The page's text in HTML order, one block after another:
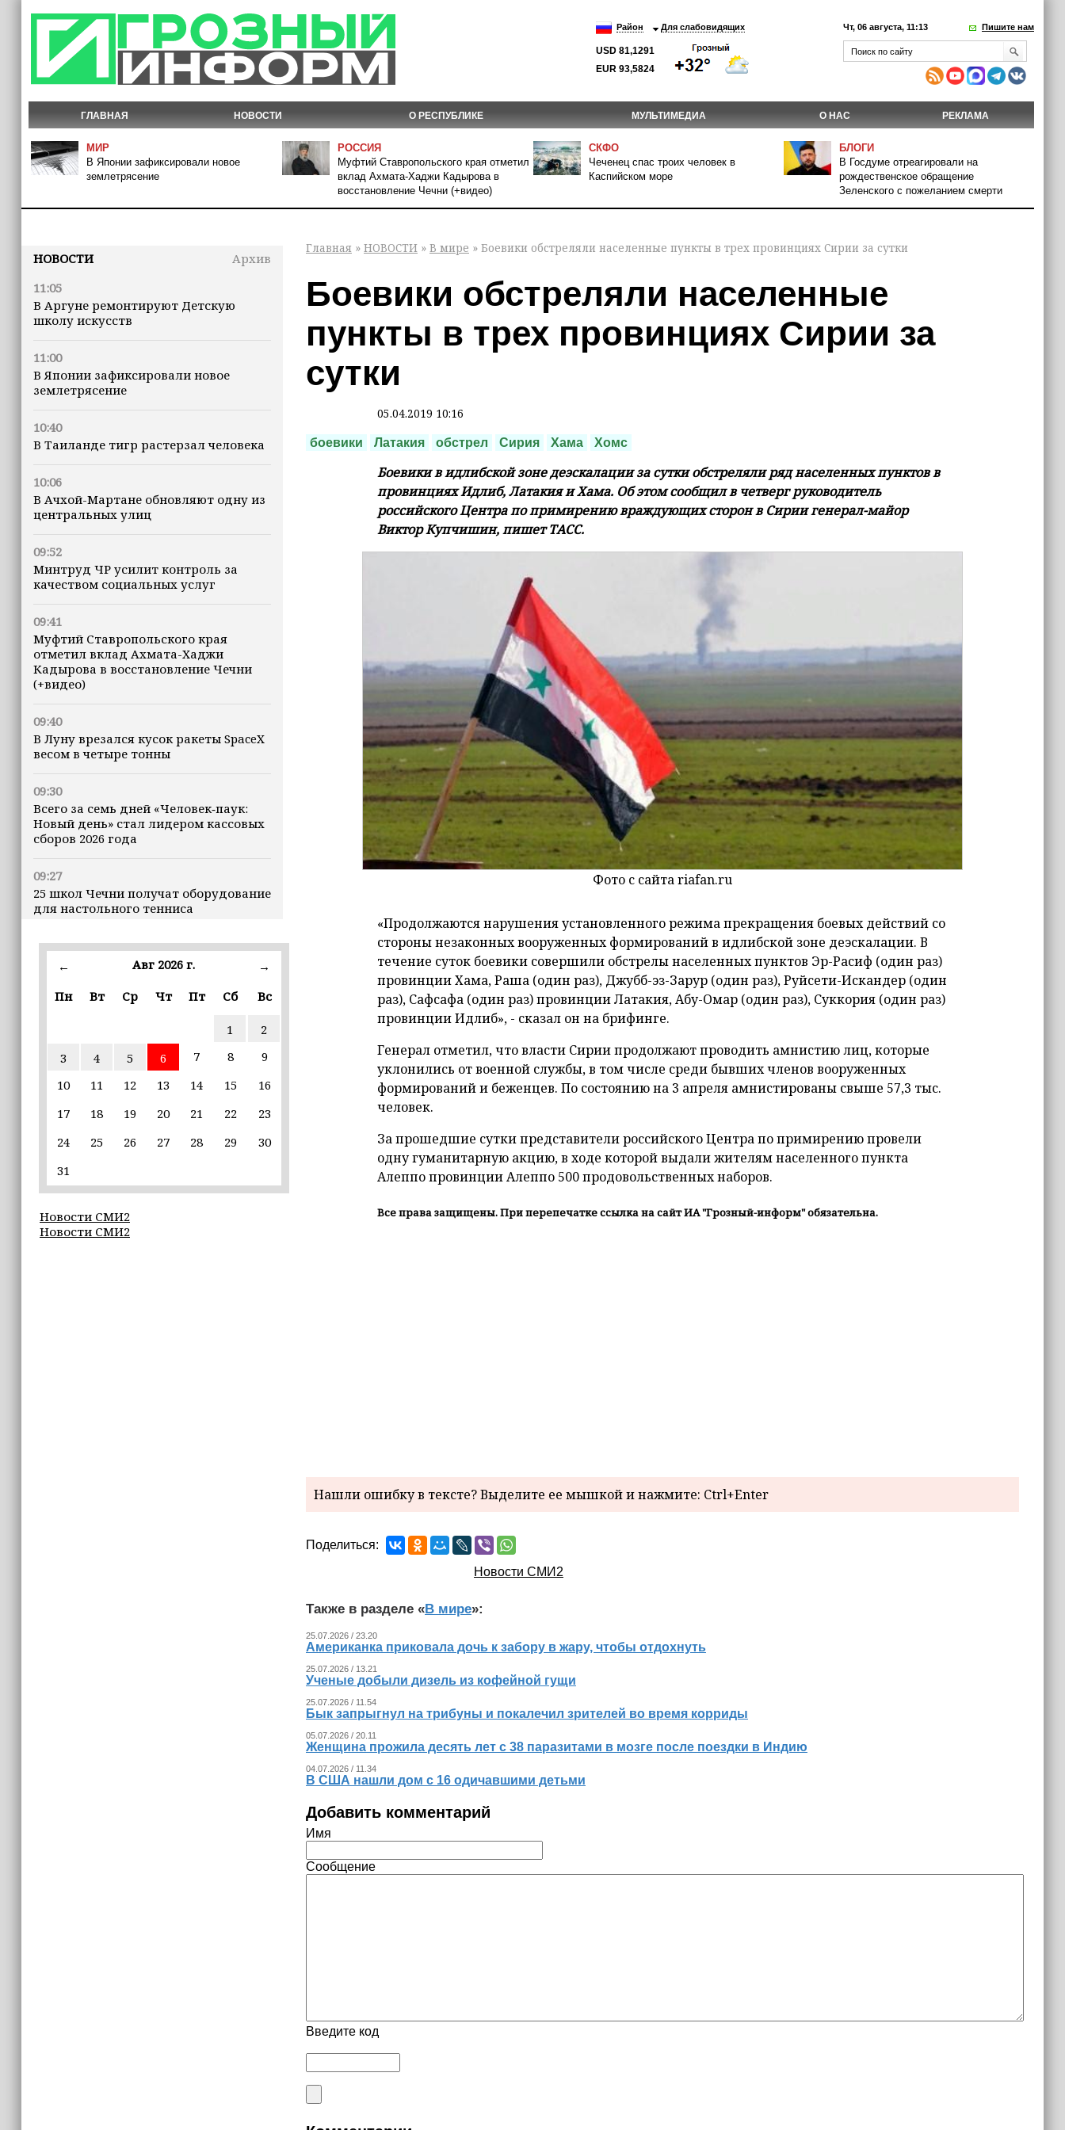
Район Для слабовидящих
USD 81,1291
EUR 93,5824
Чт, 06 августа, 11:13 Пишите нам
ГЛАВНАЯ НОВОСТИ О РЕСПУБЛИКЕ МУЛЬТИМЕДИА О НАС РЕКЛАМА
МИР
В Японии зафиксировали новое
землетрясение
РОССИЯ
Муфтий Ставропольского края отметил
вклад Ахмата-Хаджи Кадырова в
восстановление Чечни (+видео)
СКФО
Чеченец спас троих человек в
Каспийском море
БЛОГИ
В Госдуме отреагировали на
рождественское обращение
Зеленского с пожеланием смерти
НОВОСТИ
Архив
11:05
В Аргуне ремонтируют Детскую
школу искусств
11:00
В Японии зафиксировали новое
землетрясение
10:40
В Таиланде тигр растерзал человека
10:06
В Ачхой-Мартане обновляют одну из
центральных улиц
09:52
Минтруд ЧР усилит контроль за
качеством социальных услуг
09:41
Муфтий Ставропольского края
отметил вклад Ахмата-Хаджи
Кадырова в восстановление Чечни
(+видео)
09:40
В Луну врезался кусок ракеты SpaceX
весом в четыре тонны
09:30
Всего за семь дней «Человек‑паук:
Новый день» стал лидером кассовых
сборов 2026 года
09:27
25 школ Чечни получат оборудование
для настольного тенниса
09:26
ПВО за ночь сбила 605 украинских
В России предложили финансово
поддержать семьи школьников
перед началом учебного года
Глубина озера Галанчож составила 35
19:00
В Грозном федеральные эксперты
сохранению земель
← Авг 2026 г.
→
Пн
Вт Ср Чт Пт Сб Вс
1
2
3
4 5 6 7 8
9
10
11 12 13 14 15
16
17
18 19 20 21 22
23
24
25 26 27 28 29
30
31
Новости СМИ2
Новости СМИ2
Главная » НОВОСТИ » В мире » Боевики обстреляли населенные пункты в трех провинциях Сирии за сутки
Боевики обстреляли населенные
пункты в трех провинциях Сирии за
сутки
05.04.2019 10:16
боевики Латакия обстрел Сирия Хама Хомс
Боевики в идлибской зоне деэскалации за сутки обстреляли ряд населенных пунктов в
провинциях Идлиб, Латакия и Хама. Об этом сообщил в четверг руководитель
российского Центра по примирению враждующих сторон в Сирии генерал-майор
Виктор Купчишин, пишет ТАСС.
Фото с сайта riafan.ru
«Продолжаются нарушения установленного режима прекращения боевых действий со
стороны незаконных вооруженных формирований в идлибской зоне деэскалации. В
течение суток боевики совершили обстрелы населенных пунктов Эр-Расиф (один раз)
провинции Хама, Раша (один раз), Джубб-эз-Зарур (один раз), Руйсети-Искандер (один
раз), Сафсафа (один раз) провинции Латакия, Абу-Омар (один раз), Суккория (один раз)
провинции Идлиб», - сказал он на брифинге.
Генерал отметил, что власти Сирии продолжают проводить амнистию лиц, которые
уклонились от военной службы, в том числе среди бывших членов вооруженных
формирований и беженцев. По состоянию на 3 апреля амнистированы свыше 57,3 тыс.
человек.
За прошедшие сутки представители российского Центра по примирению провели
одну гуманитарную акцию, в ходе которой выдали жителям населенного пункта
Алеппо провинции Алеппо 500 продовольственных наборов.
Все права защищены. При перепечатке ссылка на сайт ИА "Грозный-информ" обязательна.
Нашли ошибку в тексте? Выделите ее мышкой и нажмите: Ctrl+Enter
Поделиться:
Новости СМИ2
Также в разделе «В мире»:
25.07.2026 / 23.20
Американка приковала дочь к забору в жару, чтобы отдохнуть
25.07.2026 / 13.21
Ученые добыли дизель из кофейной гущи
25.07.2026 / 11.54
Бык запрыгнул на трибуны и покалечил зрителей во время корриды
05.07.2026 / 20.11
Женщина прожила десять лет с 38 паразитами в мозге после поездки в Индию
04.07.2026 / 11.34
В США нашли дом с 16 одичавшими детьми
Добавить комментарий
Имя
Сообщение
Введите код